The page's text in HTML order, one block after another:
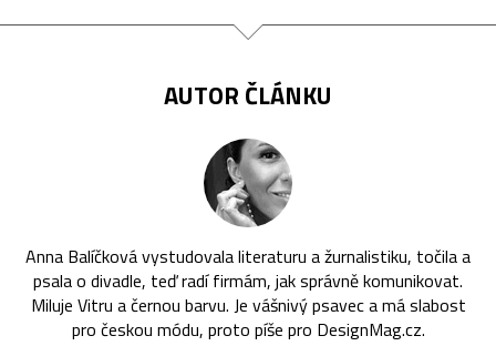
AUTOR ČLÁNKU
Anna Balíčková vystudovala literaturu a žurnalistiku, točila a
psala o divadle, teď radí firmám, jak správně komunikovat.
Miluje Vitru a černou barvu. Je vášnivý psavec a má slabost
pro českou módu, proto píše pro DesignMag.cz.